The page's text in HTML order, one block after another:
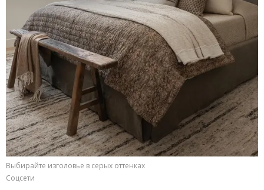
Выбирайте изголовье в серых оттенках
Соцсети